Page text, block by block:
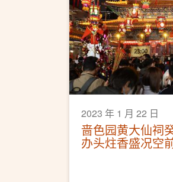
2023 年 1 月 22 日
啬色园黄大仙祠
办头炷香盛况